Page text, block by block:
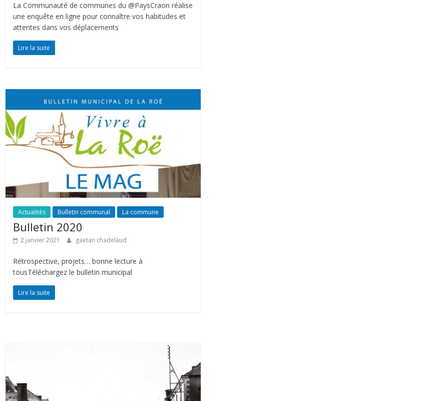
La Communauté de communes du @PaysCraon réalise
une enquête en ligne pour connaître vos habitudes et
attentes dans vos déplacements
Lire la suite
Actualités Bulletin communal La commune
Bulletin 2020
2 janvier 2021 gaetan chadelaud
Rétrospective, projets… bonne lecture à
tousTéléchargez le bulletin municipal
Lire la suite